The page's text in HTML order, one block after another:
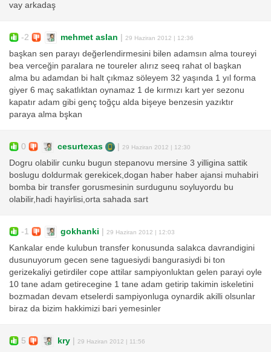
vay arkadaş
-2 mehmet aslan | 29 Haziran 2012 | 12:36
başkan sen parayı değerlendirmesini bilen adamsın alma toureyi
bea verceğin paralara ne toureler alırız seeq rahat ol başkan
alma bu adamdan bi halt çıkmaz söleyem 32 yaşında 1 yıl forma
giyer 6 maç sakatlıktan oynamaz 1 de kırmızı kart yer sezonu
kapatır adam gibi genç toğçu alda bişeye benzesin yazıktır
paraya alma bşkan
0 cesurtexas | 29 Haziran 2012 | 12:30
Dogru olabilir cunku bugun stepanovu mersine 3 yilligina sattik
boslugu doldurmak gerekicek,dogan haber haber ajansi muhabiri
bomba bir transfer gorusmesinin surdugunu soyluyordu bu
olabilir,hadi hayirlisi,orta sahada sart
-1 gokhanki | 29 Haziran 2012 | 12:03
Kankalar ende kulubun transfer konusunda salakca davrandigini
dusunuyorum gecen sene taguesiydi bangurasiydi bi ton
gerizekaliyi getirdiler cope attilar sampiyonluktan gelen parayi oyle
10 tane adam getirecegine 1 tane adam getirip takimin iskeletini
bozmadan devam etselerdi sampiyonluga oynardik akilli olsunlar
biraz da bizim hakkimizi bari yemesinler
5 kry | 29 Haziran 2012 | 11:56